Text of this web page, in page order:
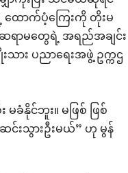
ောက်ပံ့ကြေးကို တိုးမ
ရာမတွေရဲ့ အရည်အချင်း
း ပညာရေးအဖွဲ့ ဥက္ကဌ
နိုင်ဘူး။ မဖြစ် ဖြစ်
င်းသွားဦးမယ်” ဟု မွန်